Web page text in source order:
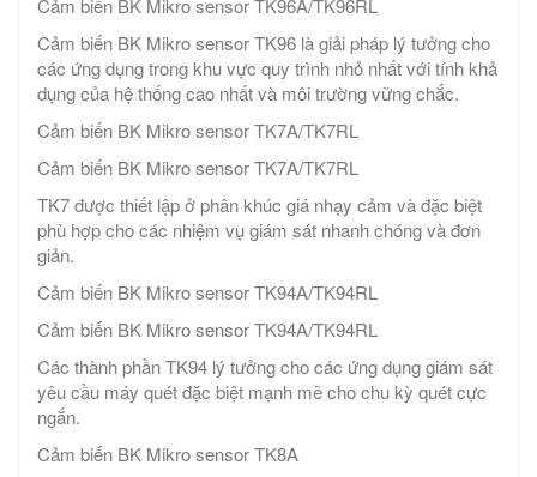
Cảm biến BK Mikro sensor TK96A/TK96RL
Cảm biến BK Mikro sensor TK96 là giải pháp lý tưởng cho
các ứng dụng trong khu vực quy trình nhỏ nhất với tính khả
dụng của hệ thống cao nhất và môi trường vững chắc.
Cảm biến BK Mikro sensor TK7A/TK7RL
Cảm biến BK Mikro sensor TK7A/TK7RL
TK7 được thiết lập ở phân khúc giá nhạy cảm và đặc biệt
phù hợp cho các nhiệm vụ giám sát nhanh chóng và đơn
giản.
Cảm biến BK Mikro sensor TK94A/TK94RL
Cảm biến BK Mikro sensor TK94A/TK94RL
Các thành phần TK94 lý tưởng cho các ứng dụng giám sát
yêu cầu máy quét đặc biệt mạnh mẽ cho chu kỳ quét cực
ngắn.
Cảm biến BK Mikro sensor TK8A